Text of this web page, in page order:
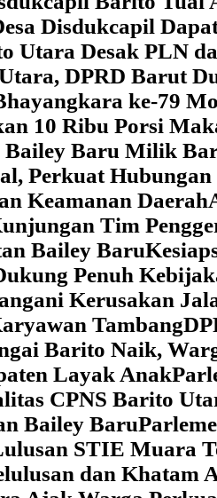
Disdukcapil
Utara Desak PLN
DPRD Barut
ke-79
10 Ribu Porsi
Bailey Baru Milik
Perkuat Hubungan
Keamanan Daerah
Tim
Bailey Baru
Penuh
Kerusakan
Tambang
Barito Naik,
Layak Anak
CPNS Barito
Bailey Baru
STIE Muara
dan Khatam